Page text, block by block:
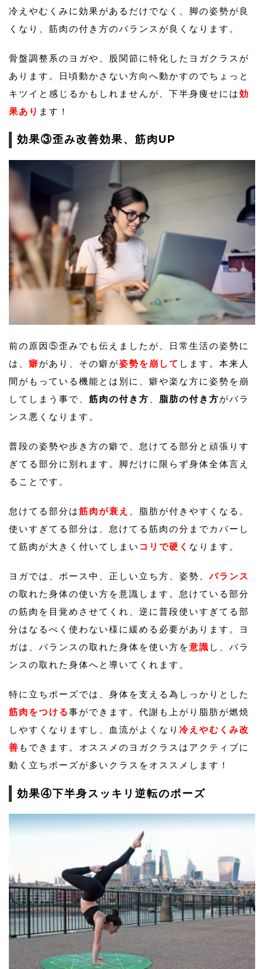
冷えやむくみに効果があるだけでなく、脚の姿勢が良
くなり、筋肉の付き方のバランスが良くなります。
骨盤調整系のヨガや、股関節に特化したヨガクラスが
あります。日頃動かさない方向へ動かすのでちょっと
キツイと感じるかもしれませんが、下半身痩せには効
果あり ます！
効果③歪み改善効果、筋肉UP
前の原因⑤歪みでも伝えましたが、日常生活の姿勢に
は、 癖があり、その癖が姿勢を崩して します。本来人
間がもっている機能とは別に、癖や楽な方に姿勢を崩
してしまう事で、 筋肉の付き方 脂肪の付き方がバラ
ンス悪くなります。
普段の姿勢や歩き方の癖で、怠けてる部分と頑張りす
ぎてる部分に別れます。脚だけに限らず身体全体言え
ることです。
怠けてる部分は筋肉が衰え
、脂肪が付きやすくなる。
使いすぎてる部分は、怠けてる筋肉の分までカバーし
て筋肉が大きく付いてしまい コリで硬く なります。
ヨガでは、ポース中、正しい立ち方、姿勢、バランス
の取れた身体の使い方を意識します。怠けている部分
の筋肉を目覚めさせてくれ、逆に普段使いすぎてる部
分はなるべく使わない様に緩める必要があります。ヨ
ガは、バランスの取れた身体を使い方を意識 し、バラ
ンスの取れた身体へと導いてくれます。
特に立ちポーズでは、身体を支える為しっかりとした
筋肉をつける事ができます。代謝も上がり脂肪が燃焼
しやすくなりますし、血流がよくなり 冷えやむくみ改
善 もできます。オススメのヨガクラスはアクティブに
動く立ちポーズが多いクラスをオススメします！
効果④下半身スッキリ逆転のポーズ